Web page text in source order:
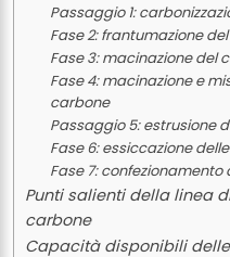
Passaggio 1:
Fase 2: frantumazione
Fase 3: macinazione del
Fase 4: macinazione e
carbone
Passaggio 5: estrusione
Fase 6: essiccazione
Fase 7:
Punti salienti della linea
carbone
Capacità disponibili